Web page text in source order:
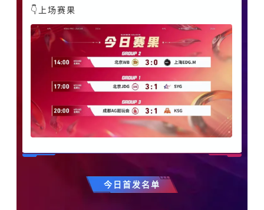
👇上场赛果
今日首发名单